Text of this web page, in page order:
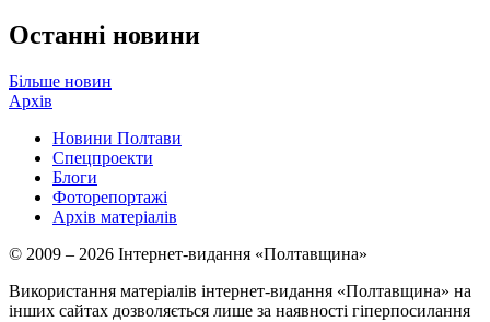
Останні новини
Більше новин
Архів
Новини Полтави
Спецпроекти
Блоги
Фоторепортажі
Архів матеріалів
© 2009 – 2026 Інтернет-видання «Полтавщина»
Використання матеріалів інтернет-видання «Полтавщина» на
інших сайтах дозволяється лише за наявності гіперпосилання